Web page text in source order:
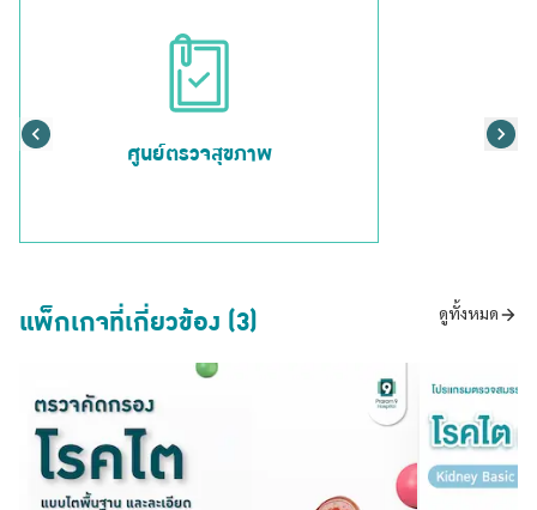
ศูนย์ตรวจสุขภาพ
แพ็กเกจที่เกี่ยวข้อง (3) ดูทั้งหมด